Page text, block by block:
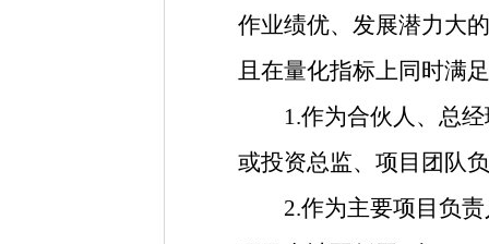
作业绩优、发展潜力大
且在量化指标上同时满
1.作为合伙人、总经
或投资总监、 项目团队
2.作为主要项目负责